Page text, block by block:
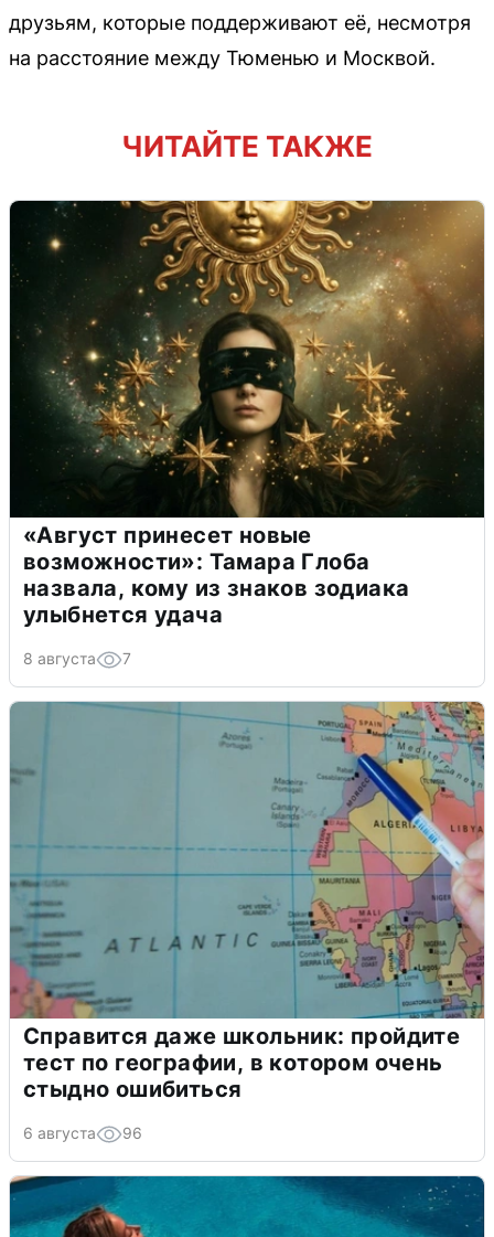
друзьям, которые поддерживают её, несмотря
на расстояние между Тюменью и Москвой.
ЧИТАЙТЕ ТАКЖЕ
«Август принесет новые
возможности»: Тамара Глоба
назвала, кому из знаков зодиака
улыбнется удача
8 августа 7
Справится даже школьник: пройдите
тест по географии, в котором очень
стыдно ошибиться
6 августа 96